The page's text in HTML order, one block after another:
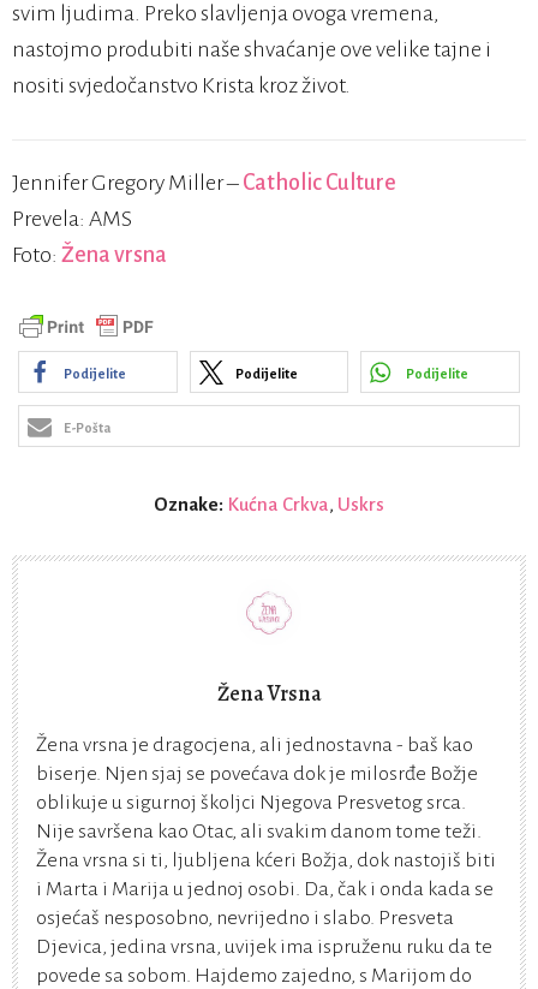
svim ljudima. Preko slavljenja ovoga vremena,
nastojmo produbiti naše shvaćanje ove velike tajne i
nositi svjedočanstvo Krista kroz život.
Jennifer Gregory Miller – Catholic Culture
Prevela: AMS
Foto: Žena vrsna
Podijelite Podijelite Podijelite
E-Pošta
Oznake: Kućna Crkva, Uskrs
Žena Vrsna
Žena vrsna je dragocjena, ali jednostavna - baš kao
biserje. Njen sjaj se povećava dok je milosrđe Božje
oblikuje u sigurnoj školjci Njegova Presvetog srca.
Nije savršena kao Otac, ali svakim danom tome teži.
Žena vrsna si ti, ljubljena kćeri Božja, dok nastojiš biti
i Marta i Marija u jednoj osobi. Da, čak i onda kada se
osjećaš nesposobno, nevrijedno i slabo. Presveta
Djevica, jedina vrsna, uvijek ima ispruženu ruku da te
povede sa sobom. Hajdemo zajedno, s Marijom do